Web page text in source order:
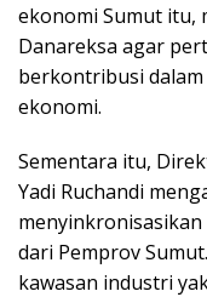
ekonomi Sumut itu,
Danareksa agar
berkontribusi
ekonomi.
Sementara itu,
Yadi Ruchandi
dari Pemprov
kawasan industri